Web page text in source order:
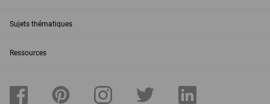
Sujets thématiques
Ressources